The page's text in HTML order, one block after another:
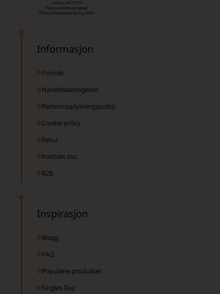
Informasjon
Forside
Handelsbetingelser
Personopplysningspolicy
Cookie policy
Retur
Kontakt oss
B2B
Inspirasjon
Blogg
FAQ
Populære produkter
Singles Day